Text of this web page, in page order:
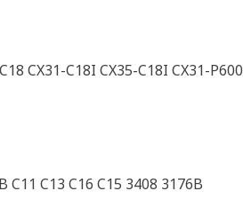
CX31-C18I CX35-C18I CX31-P600
C11 C13 C16 C15 3408 3176B